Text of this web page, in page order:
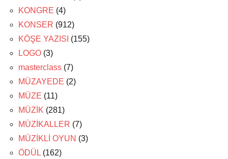
KONGRE (4)
KONSER (912)
KÖŞE YAZISI (155)
LOGO (3)
masterclass (7)
MÜZAYEDE (2)
MÜZE (11)
MÜZİK (281)
MÜZİKALLER (7)
MÜZİKLİ OYUN (3)
ÖDÜL (162)